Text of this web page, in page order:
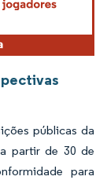
públicas da
partir de 30 de
para